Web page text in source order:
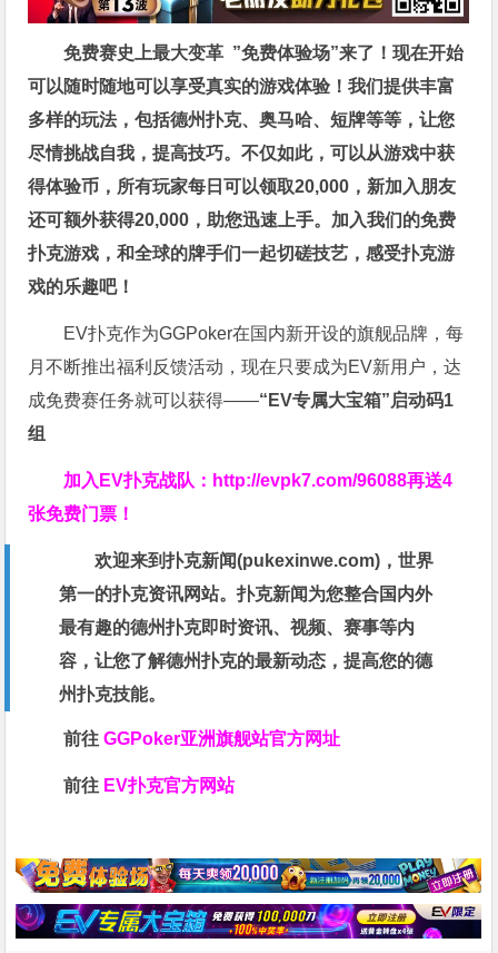
免费赛史上最大变革 ”免费体验场”来了！现在开始
可以随时随地可以享受真实的游戏体验！我们提供丰富
多样的玩法，包括德州扑克、奥马哈、短牌等等，让您
尽情挑战自我，提高技巧。不仅如此，可以从游戏中获
得体验币，所有玩家每日可以领取20,000，新加入朋友
还可额外获得20,000，助您迅速上手。 加入我们的免费
扑克游戏，和全球的牌手们一起切磋技艺，感受扑克游
戏的乐趣吧！
EV扑克作为GGPoker在国内新开设的旗舰品牌，每
月不断推出福利反馈活动，现在只要成为EV新用户，达
成免费赛任务就可以获得——“EV专属大宝箱”启动码1
组
加入EV扑克战队： http://evpk7.com/96088再送4
张免费门票！
欢迎来到扑克新闻(pukexinwe.com)，世界
第一的扑克资讯网站。扑克新闻为您整合国内外
最有趣的德州扑克即时资讯、视频、赛事等内
容，让您了解德州扑克的最新动态，提高您的德
州扑克技能。
前往GGPoker亚洲旗舰站官方网址
前往 EV扑克官方网站